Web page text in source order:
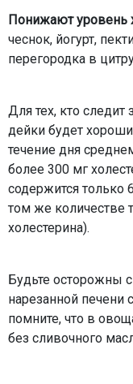
Понижают уровень
чеснок, йогурт,
перегородка в
Для тех, кто
дейки будет
те­чение дня
более 300 мг
содержится только
том же количестве
холестерина).
Будьте осторожны
нарезанной печени
помните, что в
без сливочного